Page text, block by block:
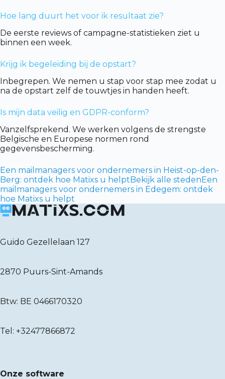
Hoe lang duurt het voor ik resultaat zie?
De eerste reviews of campagne-statistieken ziet u
binnen een week.
Krijg ik begeleiding bij de opstart?
Inbegrepen. We nemen u stap voor stap mee zodat u
na de opstart zelf de touwtjes in handen heeft.
Is mijn data veilig en GDPR-conform?
Vanzelfsprekend. We werken volgens de strengste
Belgische en Europese normen rond
gegevensbescherming.
Een mailmanagers voor ondernemers in Heist-op-den-
Berg: ontdek hoe Matixs u helptBekijk alle stedenEen
mailmanagers voor ondernemers in Edegem: ontdek
hoe Matixs u helpt
Guido Gezellelaan 127
2870 Puurs-Sint-Amands
Btw: BE 0466170320
Tel: +32477866872
Onze software